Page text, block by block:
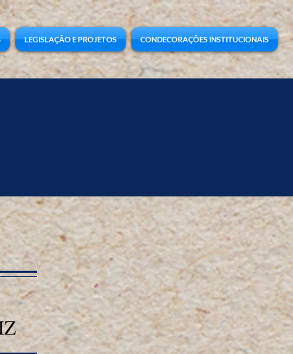
LEGISLAÇÃO E PROJETOS CONDECORAÇÕES INSTITUCIONAIS